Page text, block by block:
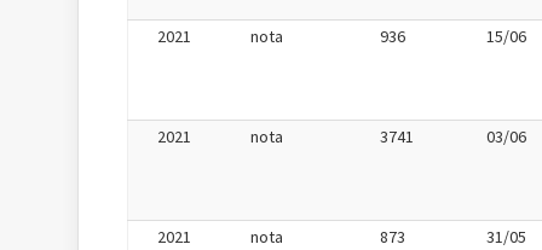
2021 nota 936 15/06
2021 nota 3741 03/06
2021 nota 873 31/05